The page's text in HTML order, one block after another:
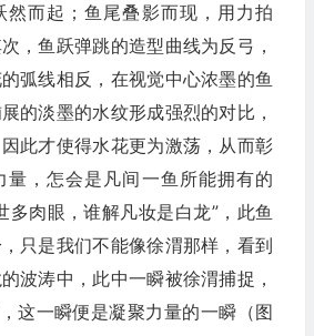
然而起；鱼尾叠影而现，用力拍
，鱼跃弹跳的造型曲线为反弓，
弧线相反，在视觉中心浓墨的鱼
的淡墨的水纹形成强烈的对比，
此才使得水花更为激荡，从而彰
量，怎会是凡间一鱼所能拥有的
多肉眼，谁解凡妆是白龙”，此鱼
只是我们不能像徐渭那样，看到
波涛中，此中一瞬被徐渭捕捉，
这一瞬便是凝聚力量的一瞬（图